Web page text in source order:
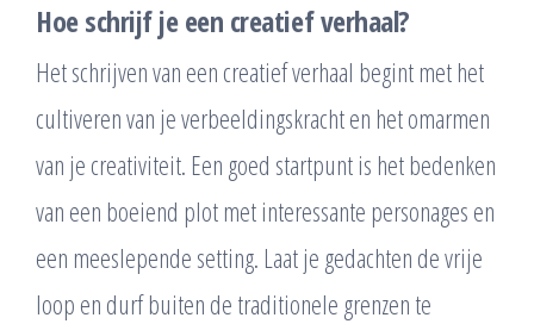
Hoe schrijf je een creatief verhaal?
Het schrijven van een creatief verhaal begint met het
cultiveren van je verbeeldingskracht en het omarmen
van je creativiteit. Een goed startpunt is het bedenken
van een boeiend plot met interessante personages en
een meeslepende setting. Laat je gedachten de vrije
loop en durf buiten de traditionele grenzen te